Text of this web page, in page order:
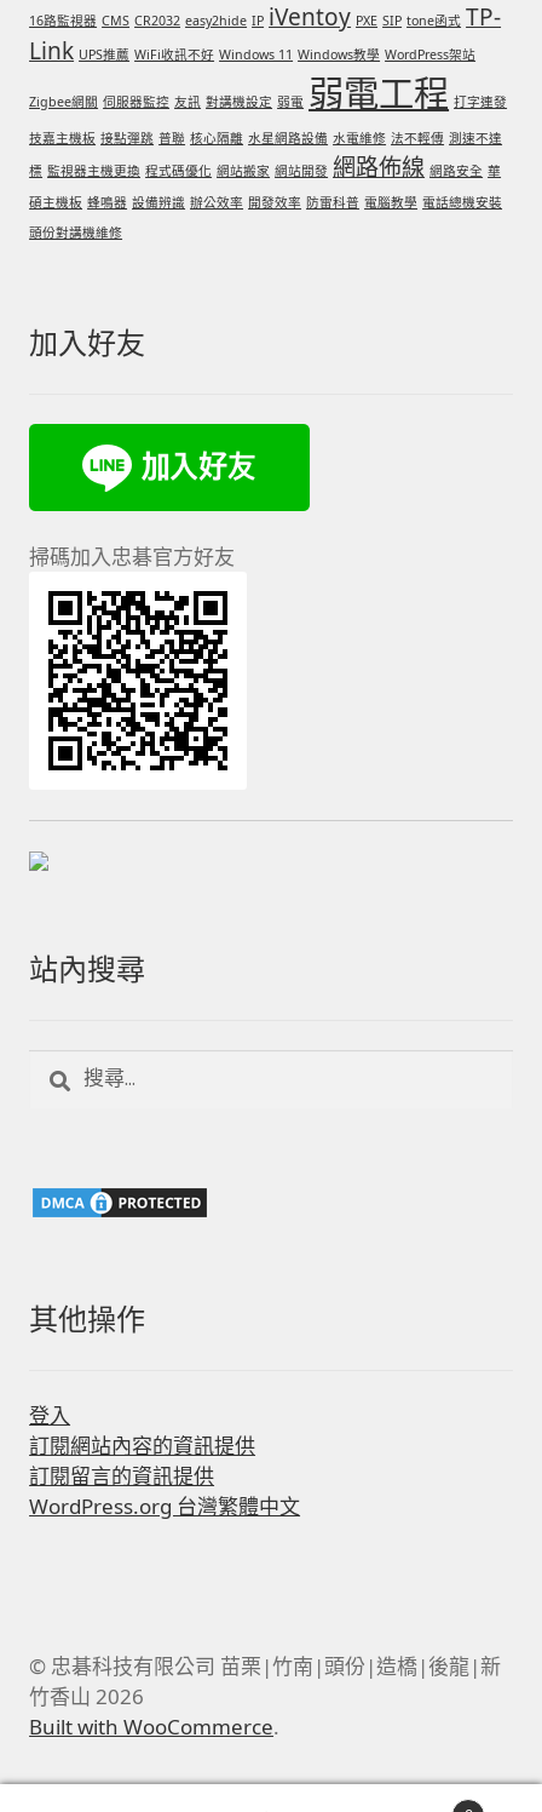
16路監視器 CMS CR2032 easy2hide IP iVentoy PXE SIP tone函式 TP-
Link UPS推薦 WiFi收訊不好 Windows 11 Windows教學 WordPress架站
Zigbee網關 伺服器監控 友訊 對講機設定 弱電 弱電工程 打字連發
技嘉主機板 接點彈跳 普聯 核心隔離 水星網路設備 水電維修 法不輕傳 測速不達
標 監視器主機更換 程式碼優化 網站搬家 網站開發 網路佈線 網路安全 華
碩主機板 蜂鳴器 設備辨識 辦公效率 開發效率 防雷科普 電腦教學 電話總機安裝
頭份對講機維修
加入好友
掃碼加入忠碁官方好友
站內搜尋
字:
其他操作
登入
訂閱網站內容的資訊提供
訂閱留言的資訊提供
WordPress.org 台灣繁體中文
© 忠碁科技有限公司 苗栗|竹南|頭份|造橋|後龍|新
竹香山 2026
Built with WooCommerce.